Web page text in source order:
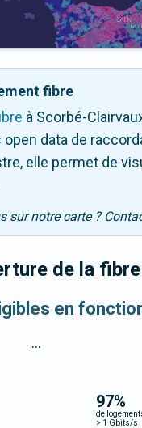
fibre
à Scorbé-
data de
elle permet de
sur notre carte ?
de la fibre
en
97%
de
> 1 Gbits/s
...